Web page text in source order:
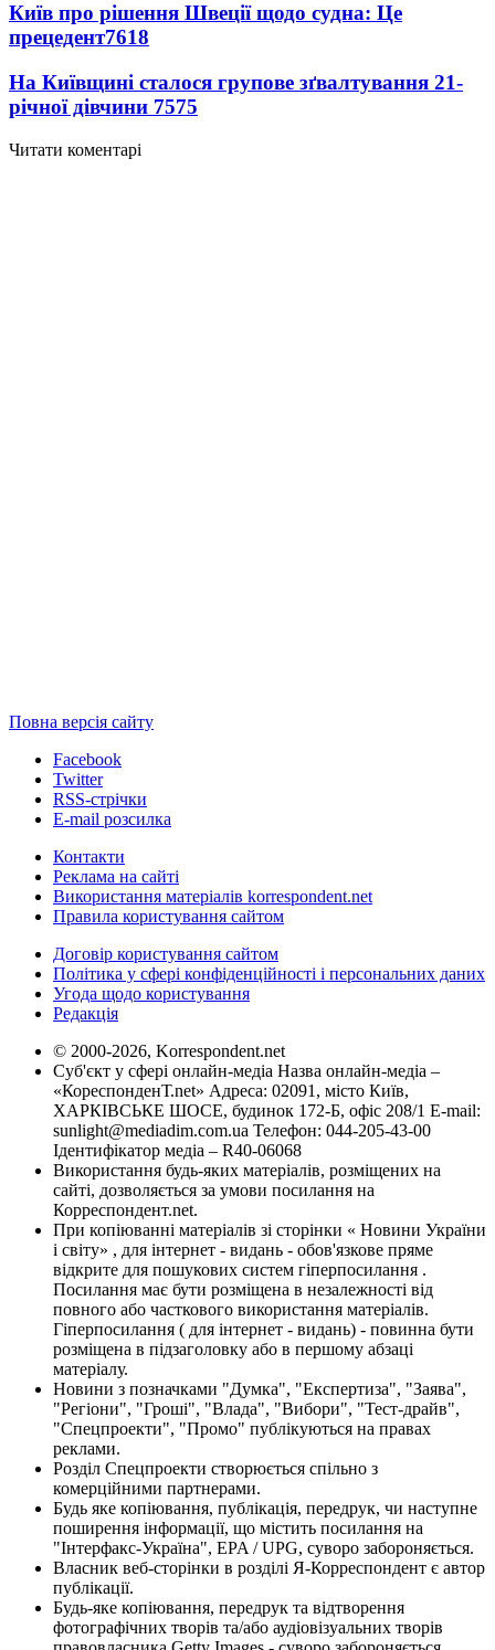
Київ про рішення Швеції щодо судна: Це
прецедент7618
На Київщині сталося групове зґвалтування 21-
річної дівчини 7575
Читати коментарі
Повна версія сайту
Facebook
Twitter
RSS-стрічки
E-mail розсилка
Контакти
Реклама на сайті
Використання матеріалів korrespondent.net
Правила користування сайтом
Договір користування сайтом
Політика у сфері конфіденційності і персональних даних
Угода щодо користування
Редакція
© 2000-2026, Korrespondent.net
Суб'єкт у сфері онлайн-медіа Назва онлайн-медіа –
«КореспонденТ.net» Адреса: 02091, місто Київ,
ХАРКІВСЬКЕ ШОСЕ, будинок 172-Б, офіс 208/1 E-mail:
sunlight@mediadim.com.ua Телефон: 044-205-43-00
Ідентифікатор медіа – R40-06068
Використання будь-яких матеріалів, розміщених на
сайті, дозволяється за умови посилання на
Корреспондент.net.
При копіюванні матеріалів зі сторінки « Новини України
і світу» , для інтернет - видань - обов'язкове пряме
відкрите для пошукових систем гіперпосилання .
Посилання має бути розміщена в незалежності від
повного або часткового використання матеріалів.
Гіперпосилання ( для інтернет - видань) - повинна бути
розміщена в підзаголовку або в першому абзаці
матеріалу.
Новини з позначками "Думка", "Експертиза", "Заява",
"Регіони", "Гроші", "Влада", "Вибори", "Тест-драйв",
"Спецпроекти", "Промо" публікуються на правах
реклами.
Розділ Спецпроекти створюється спільно з
комерційними партнерами.
Будь яке копіювання, публікація, передрук, чи наступне
поширення інформації, що містить посилання на
"Інтерфакс-Україна", EPA / UPG, суворо забороняється.
Власник веб-сторінки в розділі Я-Корреспондент є автор
публікації.
Будь-яке копіювання, передрук та відтворення
фотографічних творів та/або аудіовізуальних творів